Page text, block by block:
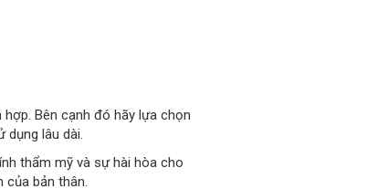
Bên cạnh đó hãy lựa chọn
dụng lâu dài.
thẩm mỹ và sự hài hòa cho
của bản thân.